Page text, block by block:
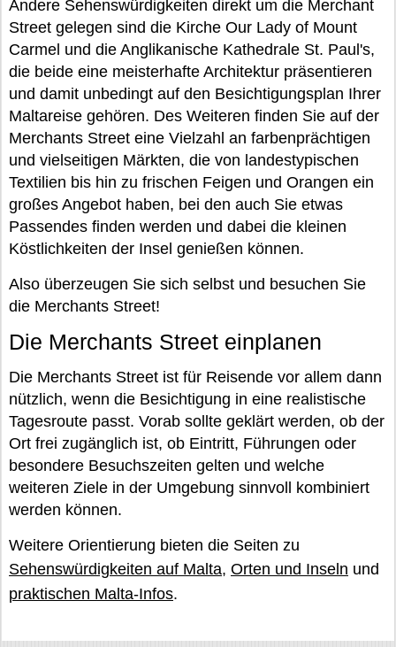
Andere Sehenswürdigkeiten direkt um die Merchant
Street gelegen sind die Kirche Our Lady of Mount
Carmel und die Anglikanische Kathedrale St. Paul's,
die beide eine meisterhafte Architektur präsentieren
und damit unbedingt auf den Besichtigungsplan Ihrer
Maltareise gehören. Des Weiteren finden Sie auf der
Merchants Street eine Vielzahl an farbenprächtigen
und vielseitigen Märkten, die von landestypischen
Textilien bis hin zu frischen Feigen und Orangen ein
großes Angebot haben, bei den auch Sie etwas
Passendes finden werden und dabei die kleinen
Köstlichkeiten der Insel genießen können.
Also überzeugen Sie sich selbst und besuchen Sie
die Merchants Street!
Die Merchants Street einplanen
Die Merchants Street ist für Reisende vor allem dann
nützlich, wenn die Besichtigung in eine realistische
Tagesroute passt. Vorab sollte geklärt werden, ob der
Ort frei zugänglich ist, ob Eintritt, Führungen oder
besondere Besuchszeiten gelten und welche
weiteren Ziele in der Umgebung sinnvoll kombiniert
werden können.
Weitere Orientierung bieten die Seiten zu
Sehenswürdigkeiten auf Malta, Orten und Inseln und
praktischen Malta-Infos.